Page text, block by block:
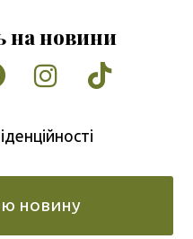
на новини
TumblrInstagram
Tiktok
новину